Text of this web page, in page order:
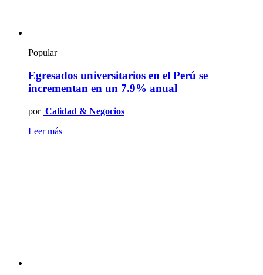
Popular
Egresados universitarios en el Perú se
incrementan en un 7.9% anual
por Calidad & Negocios
Leer más